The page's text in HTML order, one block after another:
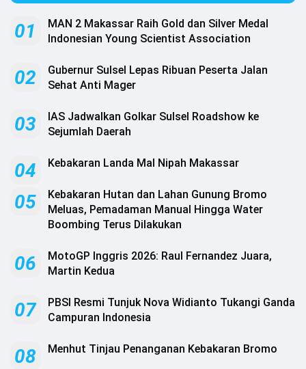
Copyright
Djournalist.com
.
Reserved
01
MAN 2 Makassar Raih Gold dan Silver Medal
Indonesian Young Scientist Association
02
Gubernur Sulsel Lepas Ribuan Peserta Jalan
Sehat Anti Mager
03
IAS Jadwalkan Golkar Sulsel Roadshow ke
Sejumlah Daerah
04 Kebakaran Landa Mal Nipah Makassar
05
‎Kebakaran Hutan dan Lahan Gunung Bromo
Meluas, Pemadaman Manual Hingga Water
Boombing Terus Dilakukan ‎
06
MotoGP Inggris 2026: Raul Fernandez Juara,
Martin Kedua
07
PBSI Resmi Tunjuk Nova Widianto Tukangi Ganda
Campuran Indonesia
08 Menhut Tinjau Penanganan Kebakaran Bromo